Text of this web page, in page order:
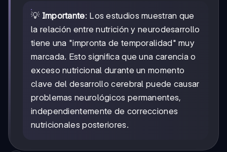
💡 Importante: Los estudios muestran que
la relación entre nutrición y neurodesarrollo
tiene una "impronta de temporalidad" muy
marcada. Esto significa que una carencia o
exceso nutricional durante un momento
clave del desarrollo cerebral puede causar
problemas neurológicos permanentes,
independientemente de correcciones
nutricionales posteriores.